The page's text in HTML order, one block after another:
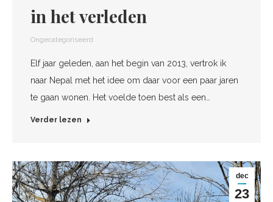
in het verleden
Ongecategoriseerd
Elf jaar geleden, aan het begin van 2013, vertrok ik
naar Nepal met het idee om daar voor een paar jaren
te gaan wonen. Het voelde toen best als een…
Verder lezen
dec
23